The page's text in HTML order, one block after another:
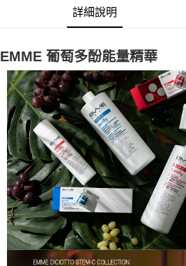
３．安心：先確認商品／服務後，再付款。
【「AFTEE先享後付」結帳流程】
結帳頁面，進行簡訊認證並確認金額後，即可
２．訂單成立數日內，您將收到繳費通知簡訊
３．收到繳費通知簡訊後14天內，點擊此簡
ATM／網路銀行／等多元方式進行付款，方視
※ 請注意：結帳手續完成當下不需立刻繳費
購買商品的店家。未經商家同意取消之訂單
後付繳納相關費用。
※ 交易是否成功請以「AFTEE先享後付 」之
是否繳費成功／繳費後需取消欲退款等相關
客戶支援中心」https://
【注意事項】
１．透過由恩沛科技股份有限公司提供之「
易，需依本服務之必要範圍內提供個人資料
權轉讓予恩沛科技股份有限公司。
２．關於個人資料處理事宜，請瀏覽以下網址
https://aftee.tw/terms/#terms3
付款後全家取貨
每筆NT$100，滿NT$1,500(含以上)免運
萊爾富取貨付款
每筆NT$100，滿NT$1,500(含以上)免運
付款後萊爾富取貨
每筆NT$100，滿NT$1,500(含以上)免
7-11取貨付款
每筆NT$100，滿NT$1,500(含以上)免
付款後7-11取貨
每筆NT$100，滿NT$1,500(含以上)免運
宅配
詳細說明
EMME 葡萄多酚能量精華